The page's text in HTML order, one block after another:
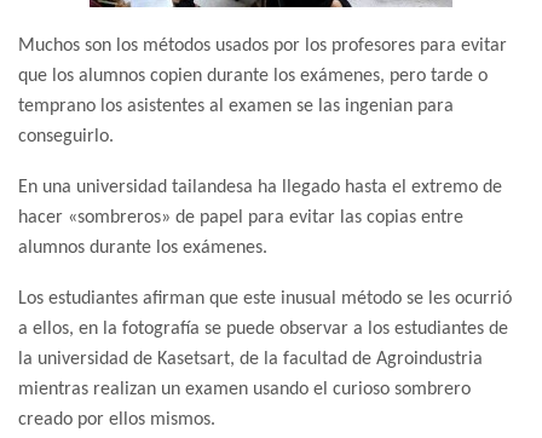
Muchos son los métodos usados por los profesores para evitar
que los alumnos copien durante los exámenes, pero tarde o
temprano los asistentes al examen se las ingenian para
conseguirlo.
En una universidad tailandesa ha llegado hasta el extremo de
hacer «sombreros» de papel para evitar las copias entre
alumnos durante los exámenes.
Los estudiantes afirman que este inusual método se les ocurrió
a ellos, en la fotografía se puede observar a los estudiantes de
la universidad de Kasetsart, de la facultad de Agroindustria
mientras realizan un examen usando el curioso sombrero
creado por ellos mismos.